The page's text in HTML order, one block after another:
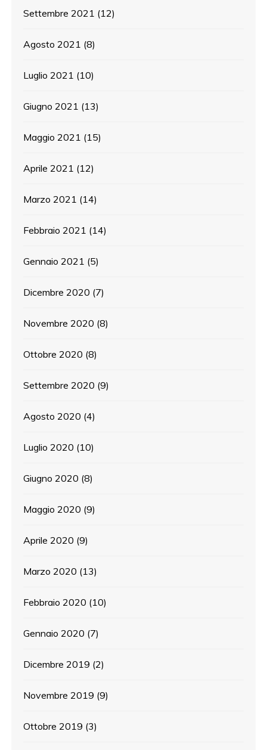
Settembre 2021 (12)
Agosto 2021 (8)
Luglio 2021 (10)
Giugno 2021 (13)
Maggio 2021 (15)
Aprile 2021 (12)
Marzo 2021 (14)
Febbraio 2021 (14)
Gennaio 2021 (5)
Dicembre 2020 (7)
Novembre 2020 (8)
Ottobre 2020 (8)
Settembre 2020 (9)
Agosto 2020 (4)
Luglio 2020 (10)
Giugno 2020 (8)
Maggio 2020 (9)
Aprile 2020 (9)
Marzo 2020 (13)
Febbraio 2020 (10)
Gennaio 2020 (7)
Dicembre 2019 (2)
Novembre 2019 (9)
Ottobre 2019 (3)